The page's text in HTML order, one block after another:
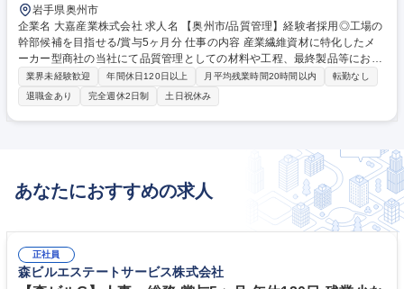
岩手県奥州市
企業名 大嘉産業株式会社 求人名 【奥州市/品質管理】経験者採用◎工場の
幹部候補を目指せる/賞与5ヶ月分 仕事の内容 産業繊維資材に特化したメ
ーカー型商社の当社にて品質管理としての材料や工程、最終製品等におけ
る各品質の維持・向上をお任せします。組織強化を目的に、工場の幹部
（幹部候補）を目指せるポジションです。 顧客の要望を実現する製品づく
りにおける、品質管理業務。QCD（品質、コスト、納期）バランスを満た
しながらも効率化に向けた改善活動。 【具体的には】 ■取引先の品質指導
データ収集および分析■品質マニュアルや手順書の作成■その他、工場運営
目指せる/賞与5ヶ月分
業界未経験歓迎 年間休日120日以上 月平均残業時間20時間以内
転勤なし
退職金あり
完全週休2日制 土日祝休み
あなたにおすすめの求人
正社員
森ビルエステートサービス株式会社